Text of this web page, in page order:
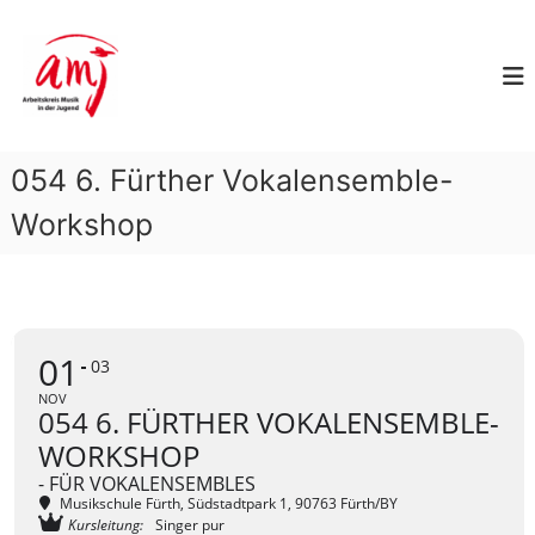
t
k
u
s
i
k
054 6. Fürther Vokalensemble-
Workshop
01
NOV
03
054 6. FÜRTHER VOKALENSEMBLE-
WORKSHOP
- FÜR VOKALENSEMBLES
Musikschule Fürth, Südstadtpark 1, 90763 Fürth/BY
Kursleitung: Singer pur